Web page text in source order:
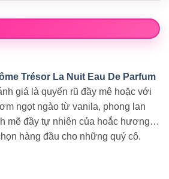
Trésor La Nuit Eau De Parfum
giá là quyến rũ đầy mê hoặc với
ngọt ngào từ vanila, phong lan
mẽ đầy tự nhiên của hoắc hương…
hàng đầu cho những quý cô.